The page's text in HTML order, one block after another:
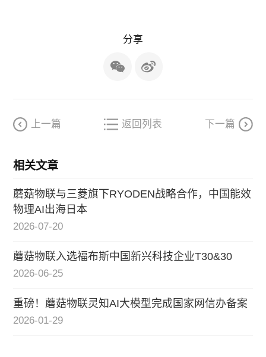
分享
上一篇 返回列表 下一篇
相关文章
蘑菇物联与三菱旗下RYODEN战略合作，中国能效
物理AI出海日本
2026-07-20
蘑菇物联入选福布斯中国新兴科技企业T30&30
2026-06-25
重磅！蘑菇物联灵知AI大模型完成国家网信办备案
2026-01-29